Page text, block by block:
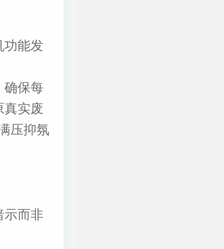
功能发
确保每
真实废
压抑氛
示而非